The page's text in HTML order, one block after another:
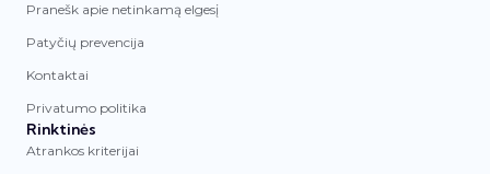
Pranešk apie netinkamą elgesį
Patyčių prevencija
Kontaktai
Privatumo politika
Rinktinės
Atrankos kriterijai